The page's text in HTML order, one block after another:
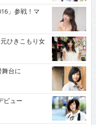
」参戦！マ
ひきこもり女
台に
ビュー